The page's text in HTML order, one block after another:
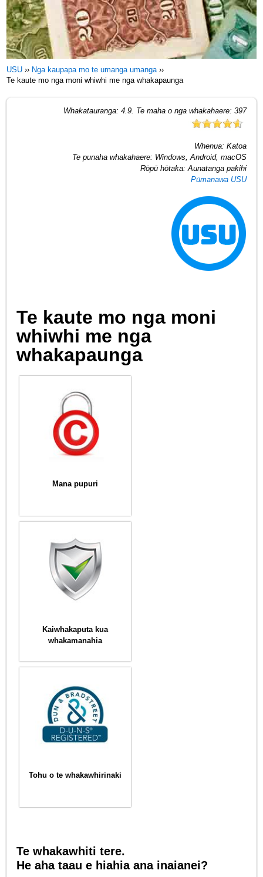
USU ›› Nga kaupapa mo te umanga umanga››
Te kaute mo nga moni whiwhi me nga whakapaunga
Whakatauranga: 4.9. Te maha o nga whakahaere: 397
Whenua: Katoa
Te punaha whakahaere: Windows, Android, macOS
Rōpū hōtaka: Aunatanga pakihi
Pūmanawa USU
Te kaute mo nga moni
whiwhi me nga
whakapaunga
Mana pupuri
Kaiwhakaputa kua
whakamanahia
Tohu o te whakawhirinaki
Te whakawhiti tere.
He aha taau e hiahia ana inaianei?